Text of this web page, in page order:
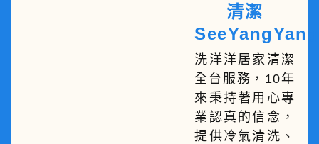
清潔
SeeYangYang
洗洋洋居家清潔
全台服務，10年
來秉持著用心專
業認真的信念，
提供冷氣清洗、